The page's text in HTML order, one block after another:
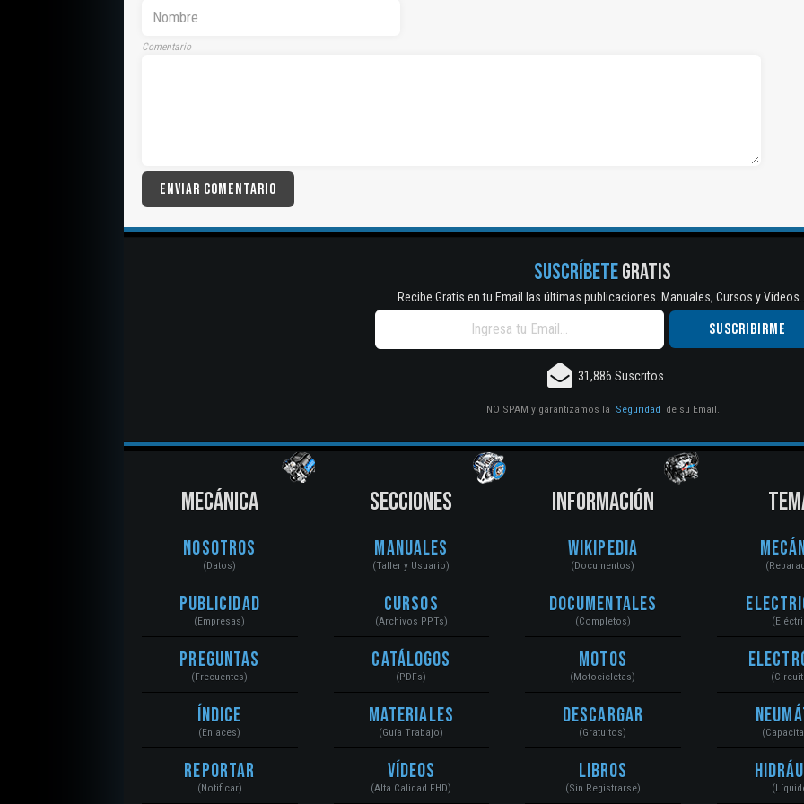
Comentario
SUSCRÍBETEGRATIS
Recibe Gratis en tu Email las últimas publicaciones. Manuales, Cursos y
31,886 Suscritos
NO SPAM y garantizamos la Seguridad de su Email.
MECÁNICA
Nosotros
(Datos)
Publicidad
(Empresas)
Preguntas
(Frecuentes)
Índice
(Enlaces)
Reportar
(Notificar)
SECCIONES
Manuales
(Taller y Usuario)
Cursos
(Archivos PPTs)
Catálogos
(PDFs)
Materiales
(Guía Trabajo)
Vídeos
(Alta Calidad FHD)
INFORMACIÓN
Wikipedia
(Documentos)
Documentales
(Completos)
Motos
(Motocicletas)
Descargar
(Gratuitos)
Libros
(Sin Registrarse)